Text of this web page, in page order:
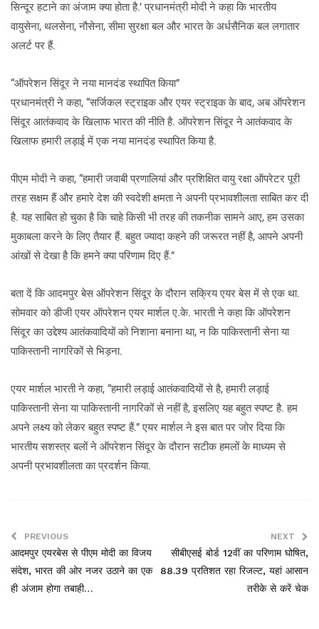
सिन्दूर हटाने का अंजाम क्या होता है.’ प्रधानमंत्री मोदी ने कहा कि भारतीय
वायुसेना, थलसेना, नौसेना, सीमा सुरक्षा बल और भारत के अर्धसैनिक बल लगातार
अलर्ट पर हैं.
“ऑपरेशन सिंदूर ने नया मानदंड स्थापित किया”
प्रधानमंत्री ने कहा, “सर्जिकल स्ट्राइक और एयर स्ट्राइक के बाद, अब ऑपरेशन
सिंदूर आतंकवाद के खिलाफ भारत की नीति है. ऑपरेशन सिंदूर ने आतंकवाद के
खिलाफ हमारी लड़ाई में एक नया मानदंड स्थापित किया है.
पीएम मोदी ने कहा, “हमारी जवाबी प्रणालियां और प्रशिक्षित वायु रक्षा ऑपरेटर पूरी
तरह सक्षम हैं और हमारे देश की स्वदेशी क्षमता ने अपनी प्रभावशीलता साबित कर दी
है. यह साबित हो चुका है कि चाहे किसी भी तरह की तकनीक सामने आए, हम उसका
मुकाबला करने के लिए तैयार हैं. बहुत ज्यादा कहने की जरूरत नहीं है, आपने अपनी
आंखों से देखा है कि हमने क्या परिणाम दिए हैं.”
बता दें कि आदमपुर बेस ऑपरेशन सिंदूर के दौरान सक्रिय एयर बेस में से एक था.
सोमवार को डीजी एयर ऑपरेशन एयर मार्शल ए.के. भारती ने कहा कि ऑपरेशन
सिंदूर का उद्देश्य आतंकवादियों को निशाना बनाना था, न कि पाकिस्तानी सेना या
पाकिस्तानी नागरिकों से भिड़ना.
एयर मार्शल भारती ने कहा, “हमारी लड़ाई आतंकवादियों से है, हमारी लड़ाई
पाकिस्तानी सेना या पाकिस्तानी नागरिकों से नहीं है, इसलिए यह बहुत स्पष्ट है. हम
अपने लक्ष्य को लेकर बहुत स्पष्ट हैं.” एयर मार्शल ने इस बात पर जोर दिया कि
भारतीय सशस्त्र बलों ने ऑपरेशन सिंदूर के दौरान सटीक हमलों के माध्यम से
अपनी प्रभावशीलता का प्रदर्शन किया.
PREVIOUS
आदमपुर एयरबेस से पीएम मोदी का व‍िजय
संदेश, भारत की ओर नजर उठाने का एक
ही अंजाम होगा तबाही…
NEXT
सीबीएसई बोर्ड 12वीं का परिणाम घोषित,
88.39 प्रतिशत रहा रिजल्ट, यहां आसान
तरीके से करें चेक